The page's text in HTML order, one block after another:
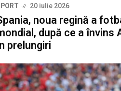
20 iulie 2026
noua regină a
după ce a învins
prelungiri